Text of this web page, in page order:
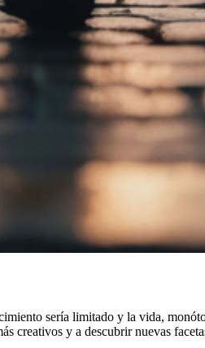
sería limitado y la vida,
creativos y a descubrir nuevas